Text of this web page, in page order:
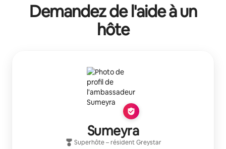
Demandez de l'aide à un
hôte
Sumeyra
Superhôte– résidentGreystar